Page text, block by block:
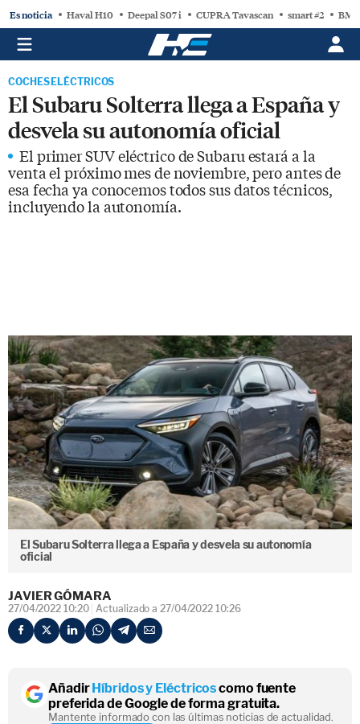
Es noticia Haval H10 Deepal S07 i CUPRA Tavascan smart #2
COCHES ELÉCTRICOS
El Subaru Solterra llega a España y
desvela su autonomía oficial
El primer SUV eléctrico de Subaru estará a la
venta el próximo mes de noviembre, pero antes de
esa fecha ya conocemos todos sus datos técnicos,
incluyendo la autonomía.
El Subaru Solterra llega a España y desvela su autonomía
oficial
JAVIER GÓMARA
27/04/2022 10:20 Actualizado a 27/04/2022 10:26
AñadirHíbridos y Eléctricoscomo fuente
preferida de Google de forma gratuita.
Mantente informado con las últimas noticias de actualidad.